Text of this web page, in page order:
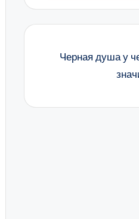
Черная душа у